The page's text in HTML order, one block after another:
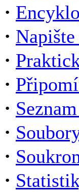
·
·
·
·
·
·
·
·